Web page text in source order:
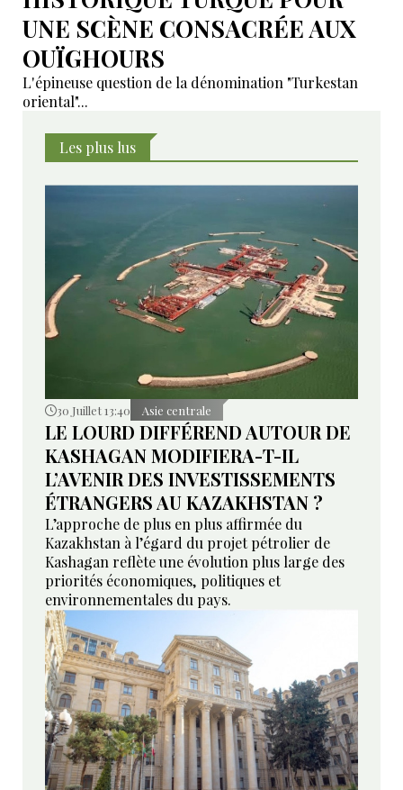
UNE SCÈNE CONSACRÉE AUX
OUÏGHOURS
L'épineuse question de la dénomination "Turkestan
oriental"...
Les plus lus
30 Juillet 13:40 Asie centrale
LE LOURD DIFFÉREND AUTOUR DE
KASHAGAN MODIFIERA-T-IL
L’AVENIR DES INVESTISSEMENTS
ÉTRANGERS AU KAZAKHSTAN ?
L’approche de plus en plus affirmée du
Kazakhstan à l’égard du projet pétrolier de
Kashagan reflète une évolution plus large des
priorités économiques, politiques et
environnementales du pays.